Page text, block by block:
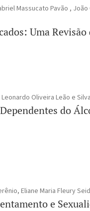
Massucato Pavão ,
Uma
Oliveira Leão e
do
Eliane Maria Fleury
e